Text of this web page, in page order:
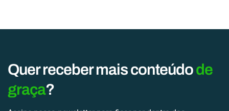
Quer receber mais conteúdode
graça?